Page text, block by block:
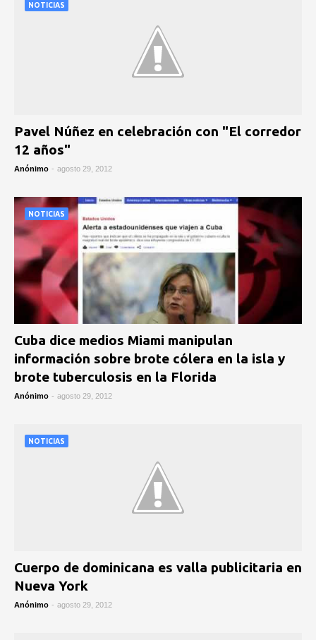
NOTICIAS
Pavel Núñez en celebración con "El corredor
12 años"
Anónimo - agosto 29, 2012
NOTICIAS
Cuba dice medios Miami manipulan
información sobre brote cólera en la isla y
brote tuberculosis en la Florida
Anónimo - agosto 29, 2012
NOTICIAS
Cuerpo de dominicana es valla publicitaria en
Nueva York
Anónimo - agosto 29, 2012